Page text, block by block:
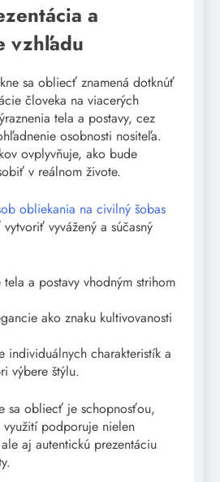
a
vzhľadu
sa obliecť znamená dotknúť
človeka na viacerých
tela a postavy, cez
osobnosti nositeľa.
ovplyvňuje, ako bude
v reálnom živote.
obliekania na civilný šobas
vyvážený a súčasný
tela a postavy vhodným strihom
ako znaku kultivovanosti
individuálnych charakteristík a
výbere štýlu.
sa obliecť je schopnosťou,
podporuje nielen
aj autentickú prezentáciu